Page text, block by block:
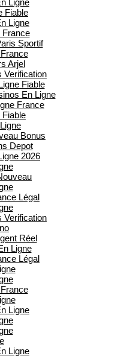
Ligne
Fiable
Ligne
France
Sportif
Arjel
Verification
Fiable
En Ligne
France
Fiable
Bonus
Depot
2026
Légal
Verification
Réel
Ligne
Légal
Ligne
Ligne